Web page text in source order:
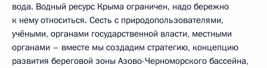
вода. Водный ресурс Крыма ограничен, надо бережно
к нему относиться. Сесть с природопользователями,
учёными, органами государственной власти, местными
органами – вместе мы создадим стратегию, концепцию
развития береговой зоны Азово-Черноморского бассейна,